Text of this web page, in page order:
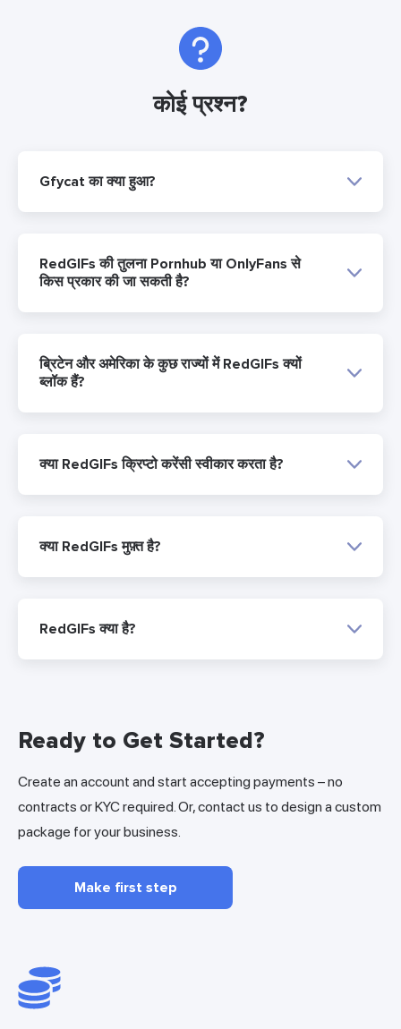
कोई प्रश्न?
Gfycat का क्या हुआ?
RedGIFs की तुलना Pornhub या OnlyFans से
किस प्रकार की जा सकती है?
ब्रिटेन और अमेरिका के कुछ राज्यों में RedGIFs क्यों
ब्लॉक हैं?
क्या RedGIFs क्रिप्टो करेंसी स्वीकार करता है?
क्या RedGIFs मुफ़्त है?
RedGIFs क्या है?
Ready to Get Started?
Create an account and start accepting payments – no
contracts or KYC required. Or, contact us to design a custom
package for your business.
Make first step